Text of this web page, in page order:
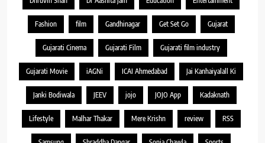
Fashion film Gandhinagar Get Set Go Gujarat
Gujarati Cinema Gujarati Film Gujarati film industry
Gujarati Movie iAGNi ICAI Ahmedabad Jai Kanhaiyalall Ki
Janki Bodiwala JEEV jojo JOJO App Kadaknath
Lifestyle Malhar Thakar Mere Krishn review RSS